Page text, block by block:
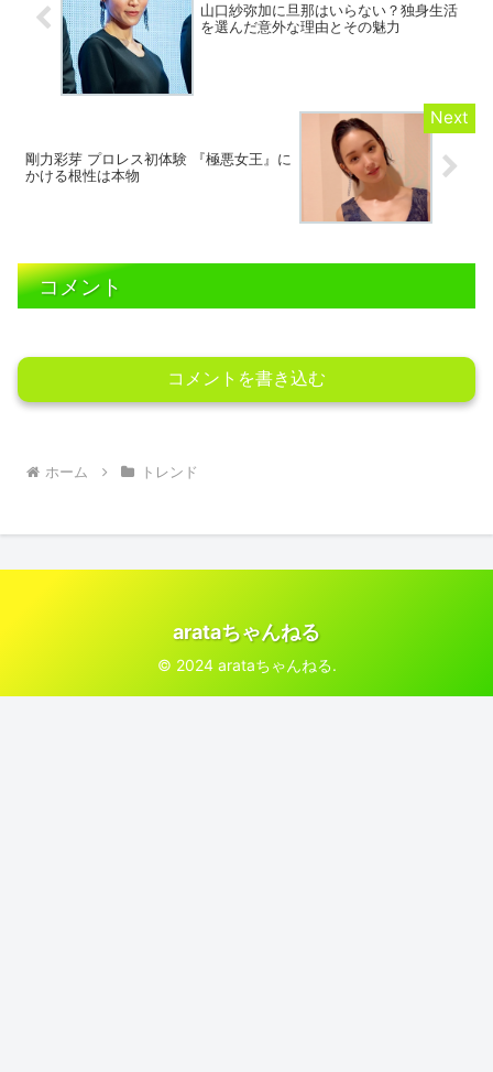
山口紗弥加に旦那はいらない？独身生活
を選んだ意外な理由とその魅力
剛力彩芽 プロレス初体験 『極悪女王』に
かける根性は本物
コメント
コメントを書き込む
ホーム トレンド
arataちゃんねる
© 2024 arataちゃんねる.